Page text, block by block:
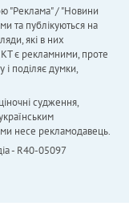
"Реклама" / "Новини
та публікуються на
які в них
є рекламними, проте
і поділяє думки,
судження,
несе рекламодавець.
- R40-05097